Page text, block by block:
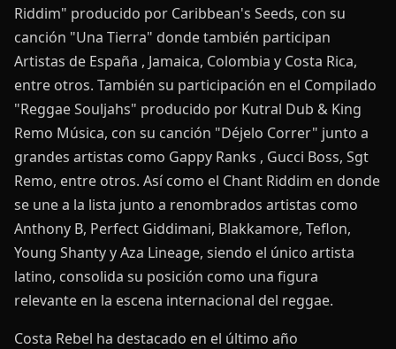
Riddim" producido por Caribbean's Seeds, con su
canción "Una Tierra" donde también participan
Artistas de España , Jamaica, Colombia y Costa Rica,
entre otros. También su participación en el Compilado
"Reggae Souljahs" producido por Kutral Dub & King
Remo Música, con su canción "Déjelo Correr" junto a
grandes artistas como Gappy Ranks , Gucci Boss, Sgt
Remo, entre otros. Así como el Chant Riddim en donde
se une a la lista junto a renombrados artistas como
Anthony B, Perfect Giddimani, Blakkamore, Teflon,
Young Shanty y Aza Lineage, siendo el único artista
latino, consolida su posición como una figura
relevante en la escena internacional del reggae.
Costa Rebel ha destacado en el último año